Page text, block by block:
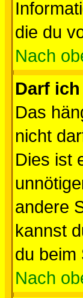
die du
Nach
Darf
Das
nicht
Dies ist
andere
kannst
du beim
Nach